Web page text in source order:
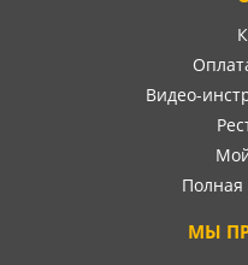
Видео-
Полная
МЫ